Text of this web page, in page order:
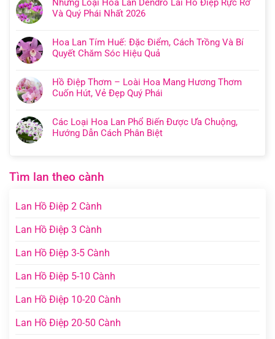
Những Loại Hoa Lan Dendro Lai Hồ Điệp Rực Rỡ
Và Quý Phái Nhất 2026
Hoa Lan Tím Huế: Đặc Điểm, Cách Trồng Và Bí
Quyết Chăm Sóc Hiệu Quả
Hồ Điệp Thơm – Loài Hoa Mang Hương Thơm
Cuốn Hút, Vẻ Đẹp Quý Phái
Các Loại Hoa Lan Phổ Biến Được Ưa Chuộng,
Hướng Dẫn Cách Phân Biệt
Tìm lan theo cành
Lan Hồ Điệp 2 Cành
Lan Hồ Điệp 3 Cành
Lan Hồ Điệp 3-5 Cành
Lan Hồ Điệp 5-10 Cành
Lan Hồ Điệp 10-20 Cành
Lan Hồ Điệp 20-50 Cành